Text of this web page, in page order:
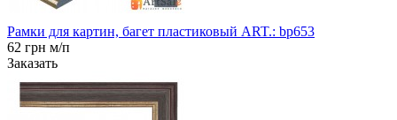
Рамки для картин, багет пластиковый ART.: bp653
62 грн м/п
Заказать